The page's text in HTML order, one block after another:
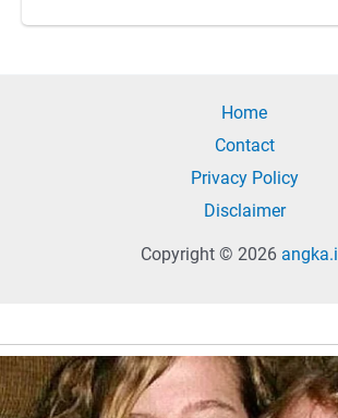
Home
Contact
Privacy Policy
Disclaimer
Copyright © 2026